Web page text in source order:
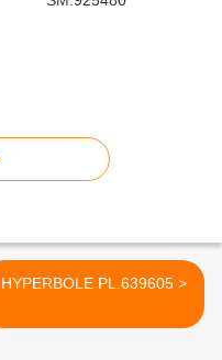
HYPERBOLE PL.639605 >